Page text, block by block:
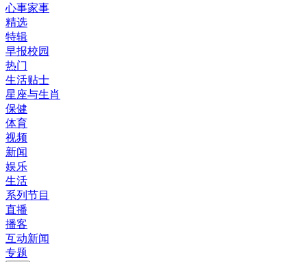
心事家事
精选
特辑
早报校园
热门
生活贴士
星座与生肖
保健
体育
视频
新闻
娱乐
生活
系列节目
直播
播客
互动新闻
专题